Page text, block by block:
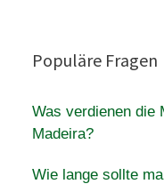
Populäre Fragen
Was verdienen die
Madeira?
Wie lange sollte